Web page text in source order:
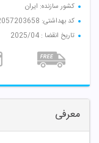
کشور سازنده: ایران
کد بهداشتی: 06262057203658
تاریخ انقضا : 2025/04
معرفی